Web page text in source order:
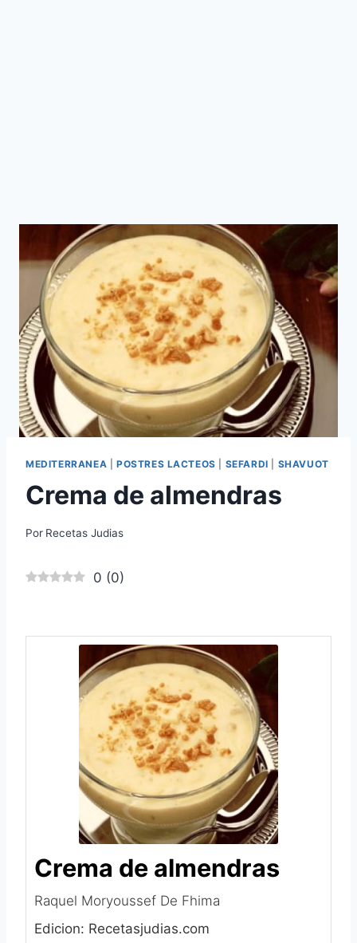
MEDITERRANEA POSTRES LACTEOS SEFARDI SHAVUOT
Crema de almendras
Por Recetas Judias
0 (0)
Crema de almendras
Raquel Moryoussef De Fhima‎
Edicion: Recetasjudias.com